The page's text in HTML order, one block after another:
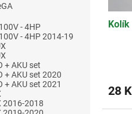
- 4HP
- 4HP 2014-19
+ AKU set
+ AKU set 2020
+ AKU set 2021
2016-2018
ů
Kolík
28